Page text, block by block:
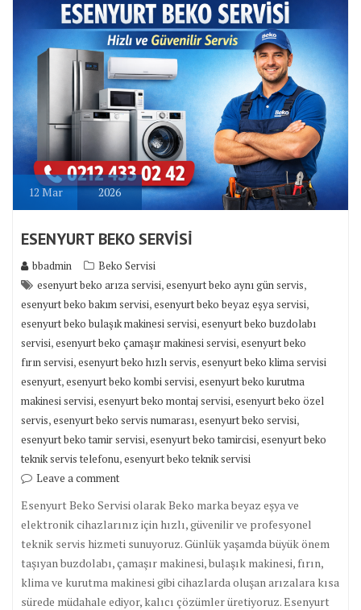
12 Mar 2026
ESENYURT BEKO SERVİSİ
bbadmin
Beko Servisi
esenyurt beko arıza servisi,esenyurt beko aynı gün servis,
esenyurt beko bakım servisi,esenyurt beko beyaz eşya servisi,
esenyurt beko bulaşık makinesi servisi,esenyurt beko buzdolabı
servisi,esenyurt beko çamaşır makinesi servisi,esenyurt beko
fırın servisi,esenyurt beko hızlı servis,esenyurt beko klima servisi
esenyurt,esenyurt beko kombi servisi,esenyurt beko kurutma
makinesi servisi,esenyurt beko montaj servisi,esenyurt beko özel
servis,esenyurt beko servis numarası,esenyurt beko servisi,
esenyurt beko tamir servisi,esenyurt beko tamircisi,esenyurt beko
teknik servis telefonu,esenyurt beko teknik servisi
Leave a comment
Esenyurt Beko Servisi olarak Beko marka beyaz eşya ve
elektronik cihazlarınız için hızlı, güvenilir ve profesyonel
teknik servis hizmeti sunuyoruz. Günlük yaşamda büyük önem
taşıyan buzdolabı, çamaşır makinesi, bulaşık makinesi, fırın,
klima ve kurutma makinesi gibi cihazlarda oluşan arızalara kısa
sürede müdahale ediyor, kalıcı çözümler üretiyoruz. Esenyurt